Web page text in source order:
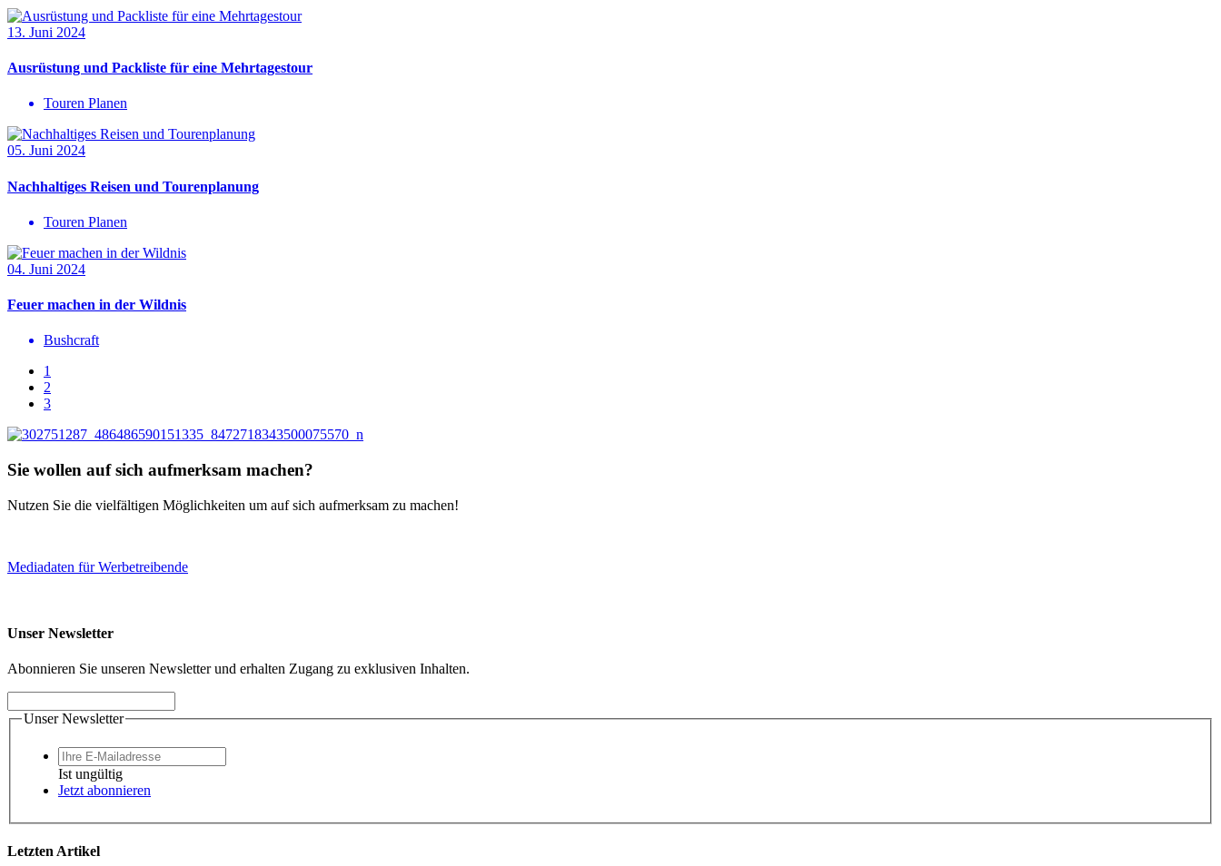
13. Juni 2024
Ausrüstung und Packliste für eine Mehrtagestour
Touren Planen
05. Juni 2024
Nachhaltiges Reisen und Tourenplanung
Touren Planen
04. Juni 2024
Feuer machen in der Wildnis
Bushcraft
1
2
3
Sie wollen auf sich aufmerksam machen?
Nutzen Sie die vielfältigen Möglichkeiten um auf sich aufmerksam zu machen!
Mediadaten für Werbetreibende
Unser Newsletter
Abonnieren Sie unseren Newsletter und erhalten Zugang zu exklusiven Inhalten.
Unser Newsletter
Ist ungültig
Jetzt abonnieren
Letzten Artikel